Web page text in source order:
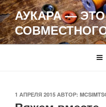
Перейти
к
содержимому
АУКАРА —
ОПУБЛИКОВАНО
1 АПРЕЛЯ 2015 АВТОР: